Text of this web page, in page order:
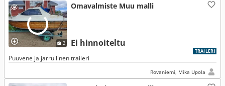
2
Omavalmiste Muu malli
Ei hinnoiteltu
TRAILERI
Puuvene ja jarrullinen traileri
Rovaniemi, Mika Upola